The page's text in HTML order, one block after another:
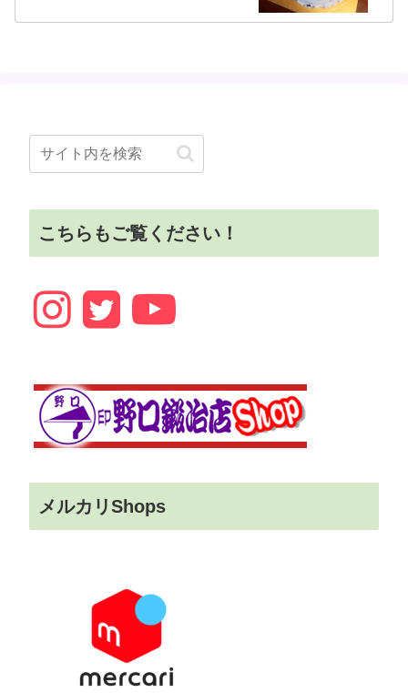
こちらもご覧ください！
メルカリShops